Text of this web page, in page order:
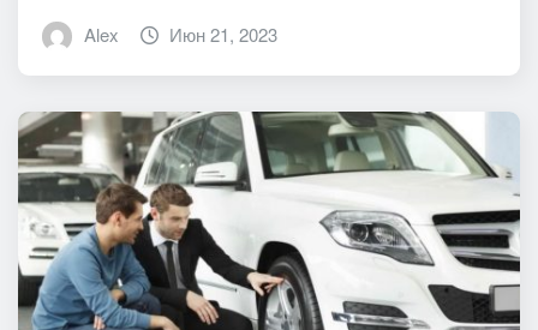
Alex Июн 21, 2023